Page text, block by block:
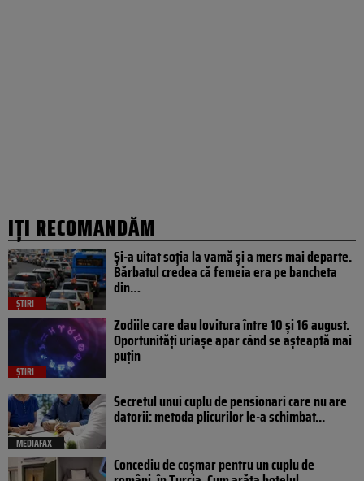
IȚI RECOMANDĂM
ȘTIRI
Și-a uitat soția la vamă și a mers mai departe.
Bărbatul credea că femeia era pe bancheta
din…
ȘTIRI
Zodiile care dau lovitura între 10 și 16 august.
Oportunități uriașe apar când se așteaptă mai
puțin
MEDIAFAX
Secretul unui cuplu de pensionari care nu are
datorii: metoda plicurilor le-a schimbat...
Concediu de coșmar pentru un cuplu de